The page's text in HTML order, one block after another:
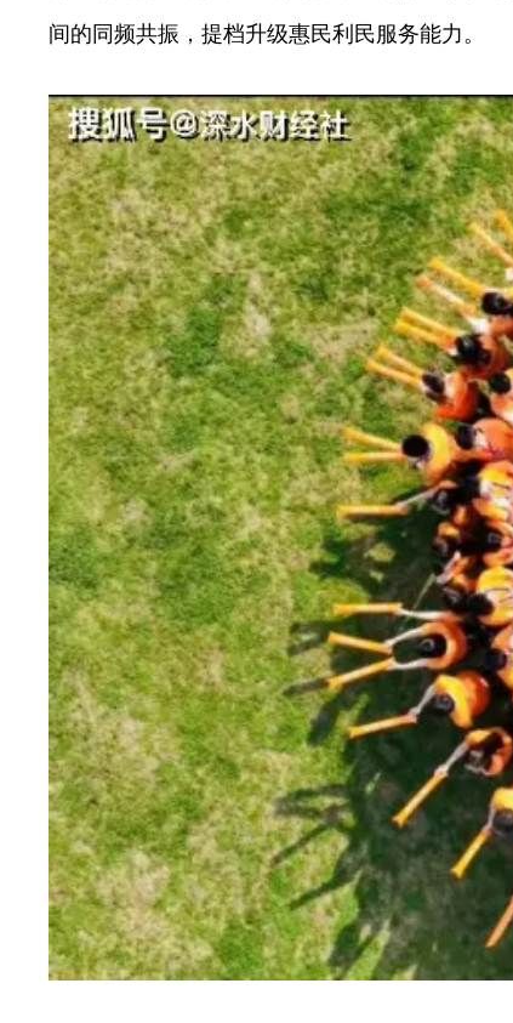
间的同频共振，提档升级惠民利民服务能力。